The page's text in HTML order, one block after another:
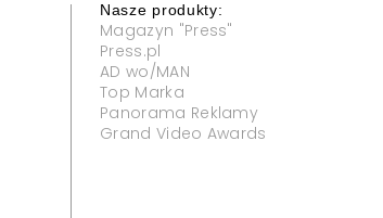
Nasze produkty:
Magazyn "Press"
Press.pl
AD wo/MAN
Top Marka
Panorama Reklamy
Grand Video Awards